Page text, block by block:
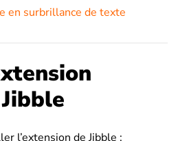
en surbrillance de texte
l’extension de Jibble :